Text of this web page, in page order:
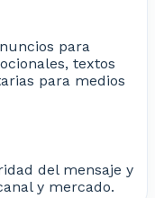
para
textos
para medios
del mensaje y
y mercado.